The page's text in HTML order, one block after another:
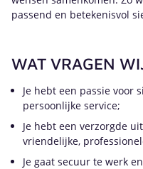
passend en betekenisvol
WAT VRAGEN
Je hebt een passie voor
persoonlijke service;
Je hebt een verzorgde
vriendelijke,
Je gaat secuur te werk